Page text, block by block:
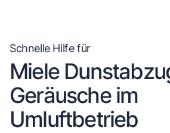
Schnelle Hilfe für
Miele
Geräusche im
Umluftbetrieb